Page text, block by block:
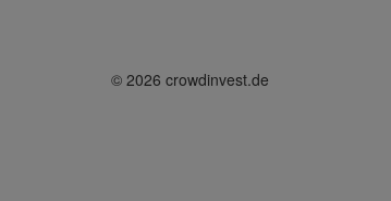
© 2026 crowdinvest.de